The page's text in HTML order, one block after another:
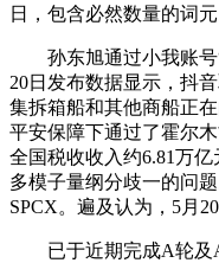
日，包含必然数量的词元
孙东旭通过小我账号“
20日发布数据显示，抖
集拆箱船和其他商船正
平安保障下通过了霍尔
全国税收收入约6.81万
多模子量纲分歧一的问
SPCX。遍及认为，5月20
已于近期完成A轮及